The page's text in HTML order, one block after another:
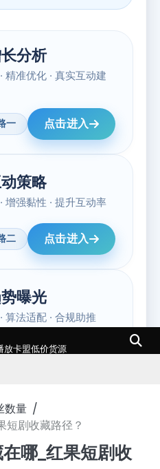
卡盟低价货源
数量
剧收藏路径？
哪_红果短剧收